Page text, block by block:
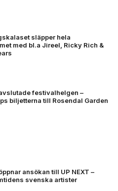
släpper hela
med bl.a Jireel, Ricky Rich &
festivalhelgen –
biljetterna till Rosendal Garden
ansökan till UP NEXT –
svenska artister